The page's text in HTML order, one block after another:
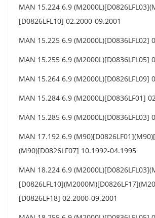
MAN 15.224 6.9
[D0826LFL10] 02.2000-09.2001
MAN 15.225 6.9 (M2000L)[D0836LFL02]
MAN 15.255 6.9 (M2000L)[D0836LFL05]
MAN 15.264 6.9 (M2000L)[D0826LFL09]
MAN 15.284 6.9 (M2000L)[D0836LF01]
MAN 15.285 6.9 (M2000L)[D0836LFL03]
MAN 17.192 6.9
(M90)[D0826LF07] 10.1992-04.1995
MAN 18.224 6.9
[D0826LF18] 02.2000-09.2001